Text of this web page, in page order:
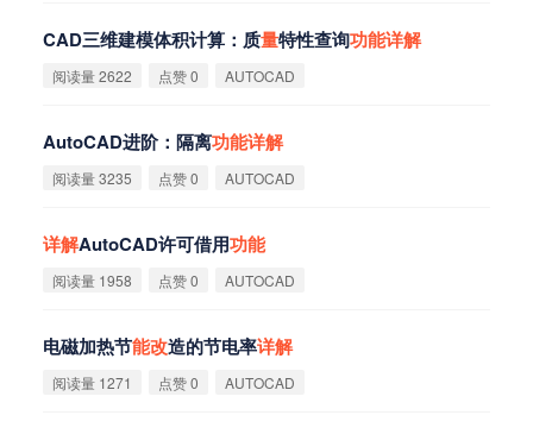
CAD三维建模体积计算：质量特性查询功能详解
阅读量 2622 点赞 0 AUTOCAD
AutoCAD进阶：隔离功能详解
阅读量 3235 点赞 0 AUTOCAD
详解AutoCAD许可借用功能
阅读量 1958 点赞 0 AUTOCAD
电磁加热节能改造的节电率详解
阅读量 1271 点赞 0 AUTOCAD